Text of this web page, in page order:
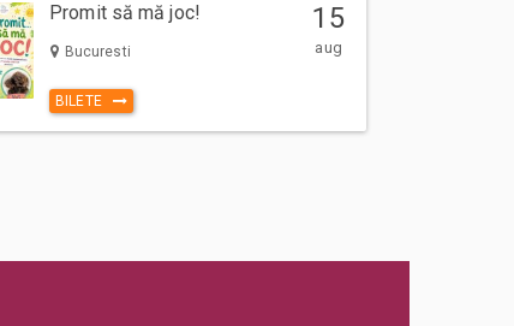
Promit să mă joc!
Bucuresti
BILETE
15
aug